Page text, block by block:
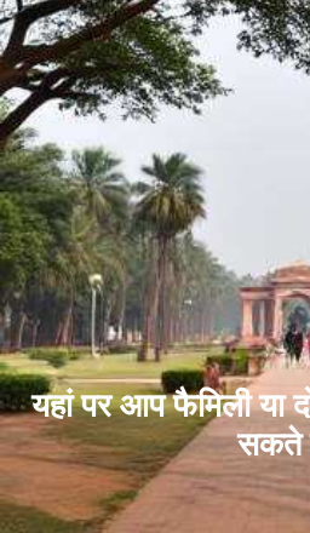
यहां पर आप फैमिली या
सकते